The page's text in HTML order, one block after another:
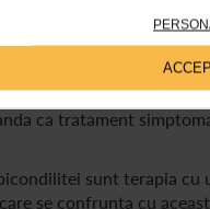
sistarea
pentru articulatia
ca tratament
sunt terapia cu
se confrunta cu